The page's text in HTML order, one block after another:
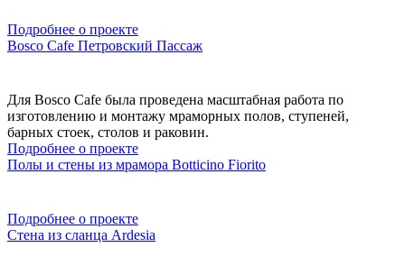
Подробнее о проекте
Bosco Cafe Петровский Пассаж
Для Bosco Cafe была проведена масштабная работа по
изготовлению и монтажу мраморных полов, ступеней,
барных стоек, столов и раковин.
Подробнее о проекте
Полы и стены из мрамора Botticino Fiorito
Подробнее о проекте
Стена из сланца Ardesia